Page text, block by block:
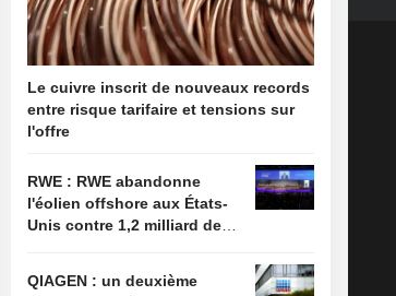
Le cuivre inscrit de nouveaux records
entre risque tarifaire et tensions sur
l'offre
RWE : RWE abandonne
l'éolien offshore aux États-
Unis contre 1,2 milliard de
QIAGEN : un deuxième